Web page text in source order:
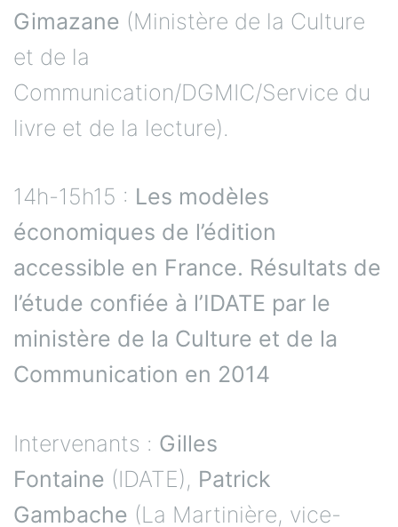
Gimazane (Ministère de la Culture
et de la
Communication/DGMIC/Service du
livre et de la lecture).
14h-15h15 : Les modèles
économiques de l’édition
accessible en France. Résultats de
l’étude confiée à l’IDATE par le
ministère de la Culture et de la
Communication en 2014
Intervenants : Gilles
Fontaine (IDATE), Patrick
Gambache (La Martinière, vice-